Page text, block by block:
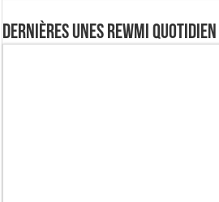
Dernières Unes Rewmi Quotidien